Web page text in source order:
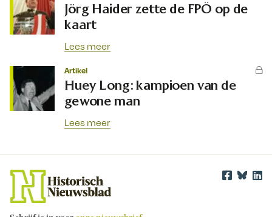
Jörg Haider zette de FPÖ op de
kaart
Lees meer
Artikel
Huey Long: kampioen van de
gewone man
Lees meer